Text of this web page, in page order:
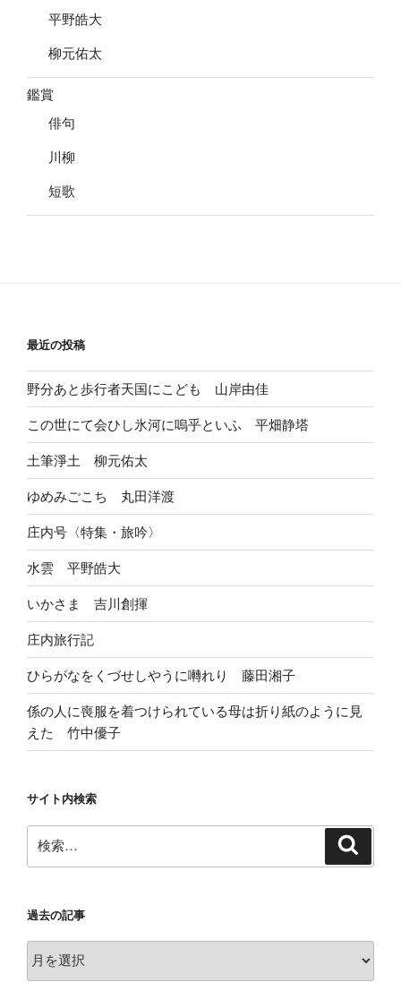
平野皓大
柳元佑太
鑑賞
俳句
川柳
短歌
最近の投稿
野分あと歩行者天国にこども 山岸由佳
この世にて会ひし氷河に嗚乎といふ 平畑静塔
土筆淨土 柳元佑太
ゆめみごこち 丸田洋渡
庄内号〈特集・旅吟〉
水雲 平野皓大
いかさま 吉川創揮
庄内旅行記
ひらがなをくづせしやうに囀れり 藤田湘子
係の人に喪服を着つけられている母は折り紙のように見
えた 竹中優子
サイト内検索
索:
過去の記事
去